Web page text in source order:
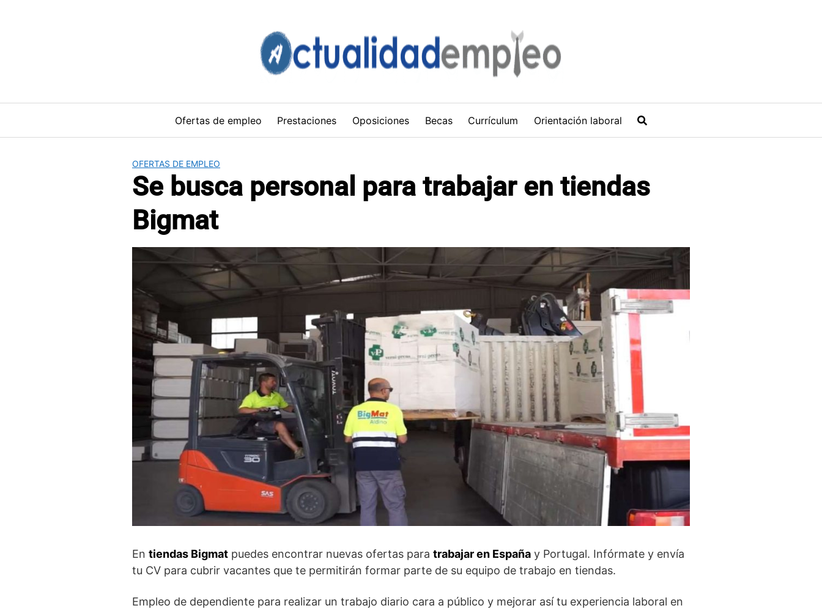
Ofertas de empleo Prestaciones Oposiciones Becas Currículum Orientación laboral
OFERTAS DE EMPLEO
Se busca personal para trabajar en tiendas
Bigmat
En tiendas Bigmat puedes encontrar nuevas ofertas para trabajar en España y Portugal. Infórmate y envía
tu CV para cubrir vacantes que te permitirán formar parte de su equipo de trabajo en tiendas.
Empleo de dependiente para realizar un trabajo diario cara a público y mejorar así tu experiencia laboral en